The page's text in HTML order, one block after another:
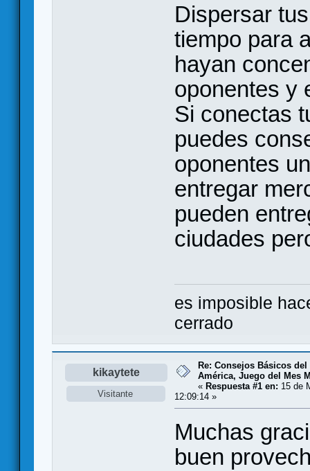
Dispersar
tiempo para
hayan
oponentes y
Si conectas
puedes
oponentes
entregar
pueden
ciudades
es imposible
cerrado
kikaytete
Visitante
Re: Consejos Básicos
América, Juego del Mes
« Respuesta #1 en: 15 de
12:09:14 »
Muchas
buen